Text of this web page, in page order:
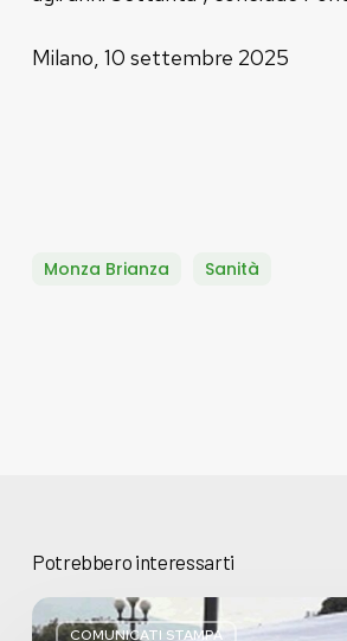
Milano, 10 settembre 2025
Monza Brianza Sanità
Potrebbero interessarti
COMUNICATI STAMPA
Basta
bugie,